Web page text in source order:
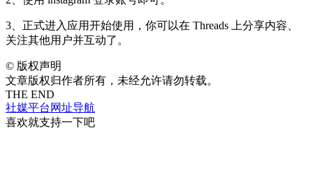
3、正式进入应用开始使用，你可以在 Threads 上分享内容、
关注其他用户并互动了。
© 版权声明
文章版权归作者所有，未经允许请勿转载。
THE END
社媒平台 网址导航
喜欢就支持一下吧